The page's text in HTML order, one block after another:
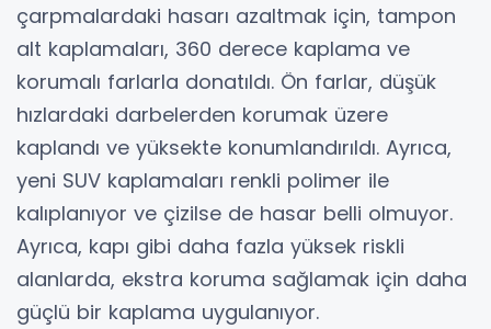
çarpmalardaki hasarı azaltmak için, tampon
alt kaplamaları, 360 derece kaplama ve
korumalı farlarla donatıldı. Ön farlar, düşük
hızlardaki darbelerden korumak üzere
kaplandı ve yüksekte konumlandırıldı. Ayrıca,
yeni SUV kaplamaları renkli polimer ile
kalıplanıyor ve çizilse de hasar belli olmuyor.
Ayrıca, kapı gibi daha fazla yüksek riskli
alanlarda, ekstra koruma sağlamak için daha
güçlü bir kaplama uygulanıyor.